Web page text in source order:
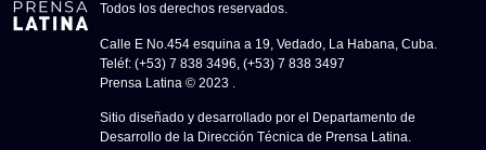
Todos los derechos reservados.
Calle E No.454 esquina a 19, Vedado, La Habana, Cuba.
Teléf: (+53) 7 838 3496, (+53) 7 838 3497
Prensa Latina © 2023 .
Sitio diseñado y desarrollado por el Departamento de
Desarrollo de la Dirección Técnica de Prensa Latina.